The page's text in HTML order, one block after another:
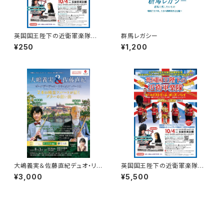
英国国王陛下の近衛軍楽隊 １
８歳以下無料招待（未就学児を
除く）
¥250
群馬レガシー
¥1,200
大嶋義実＆佐藤直紀デュオ・リサ
イタル ～2本の純金フルートが
紡ぐプラハの想い出～ A席
¥3,000
英国国王陛下の近衛軍楽隊 A
席 ご希望の席をご指定くださ
い。
¥5,500